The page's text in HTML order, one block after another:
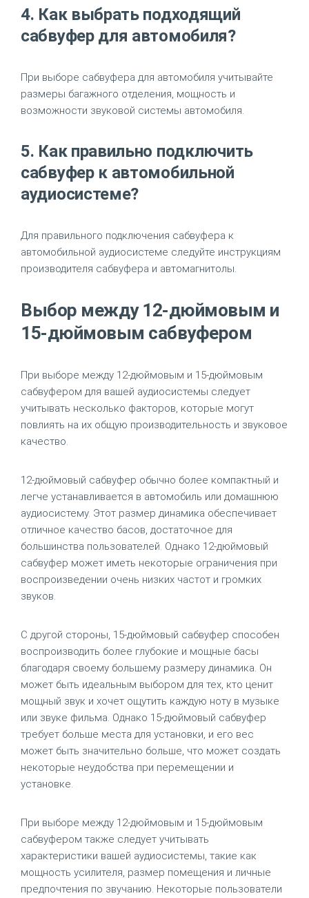
4. Как выбрать подходящий
сабвуфер для автомобиля?
При выборе сабвуфера для автомобиля учитывайте
размеры багажного отделения, мощность и
возможности звуковой системы автомобиля.
5. Как правильно подключить
сабвуфер к автомобильной
аудиосистеме?
Для правильного подключения сабвуфера к
автомобильной аудиосистеме следуйте инструкциям
производителя сабвуфера и автомагнитолы.
Выбор между 12-дюймовым и
15-дюймовым сабвуфером
При выборе между 12-дюймовым и 15-дюймовым
сабвуфером для вашей аудиосистемы следует
учитывать несколько факторов, которые могут
повлиять на их общую производительность и звуковое
качество.
12-дюймовый сабвуфер обычно более компактный и
легче устанавливается в автомобиль или домашнюю
аудиосистему. Этот размер динамика обеспечивает
отличное качество басов, достаточное для
большинства пользователей. Однако 12-дюймовый
сабвуфер может иметь некоторые ограничения при
воспроизведении очень низких частот и громких
звуков.
С другой стороны, 15-дюймовый сабвуфер способен
воспроизводить более глубокие и мощные басы
благодаря своему большему размеру динамика. Он
может быть идеальным выбором для тех, кто ценит
мощный звук и хочет ощутить каждую ноту в музыке
или звуке фильма. Однако 15-дюймовый сабвуфер
требует больше места для установки, и его вес
может быть значительно больше, что может создать
некоторые неудобства при перемещении и
установке.
При выборе между 12-дюймовым и 15-дюймовым
сабвуфером также следует учитывать
характеристики вашей аудиосистемы, такие как
мощность усилителя, размер помещения и личные
предпочтения по звучанию. Некоторые пользователи